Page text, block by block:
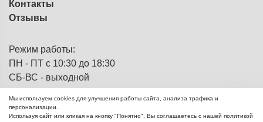
Контакты
Отзывы
Режим работы:
ПН - ПТ с 10:30 до 18:30
СБ-ВС - выходной
© 2013 - 2026ЭВМка - компьютерный
Мы используем cookies для улучшения работы сайта, анализа трафика и
персонализации.
Используя сайт или кликая на кнопку "Понятно", Вы соглашаетесь с нашей политикой